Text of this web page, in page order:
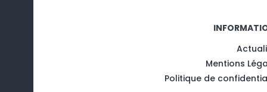
Mentions
Politique de